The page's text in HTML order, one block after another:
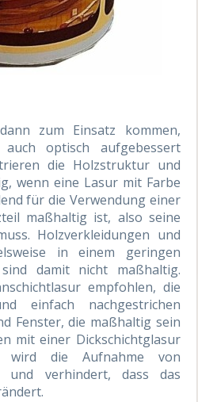
zum Einsatz kommen,
optisch aufgebessert
die Holzstruktur und
wenn eine Lasur mit Farbe
für die Verwendung einer
maßhaltig ist, also seine
Holzverkleidungen und
in einem geringen
damit nicht maßhaltig.
empfohlen, die
einfach nachgestrichen
Fenster, die maßhaltig sein
mit einer Dickschichtglasur
wird die Aufnahme von
und verhindert, dass das